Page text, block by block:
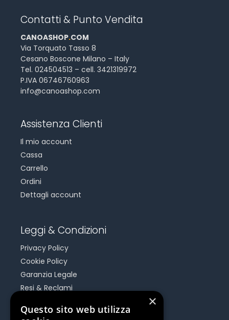
Contatti & Punto Vendita
CANOASHOP.COM
Via Torquato Tasso 8
Cesano Boscone Milano – Italy
Tel. 024504513 – cell. 3421319972
P.IVA 06746760963
info@canoashop.com
Assistenza Clienti
Il mio account
Cassa
Carrello
Ordini
Dettagli account
Leggi & Condizioni
Privacy Policy
Cookie Policy
Garanzia Legale
Resi & Reclami
×
Questo sito web utilizza